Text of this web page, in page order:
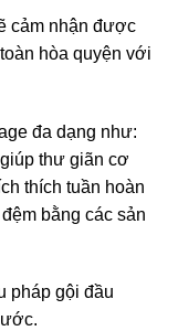
cảm nhận được
hòa quyện với
đa dạng như:
thư giãn cơ
thích tuần hoàn
bằng các sản
pháp gội đầu